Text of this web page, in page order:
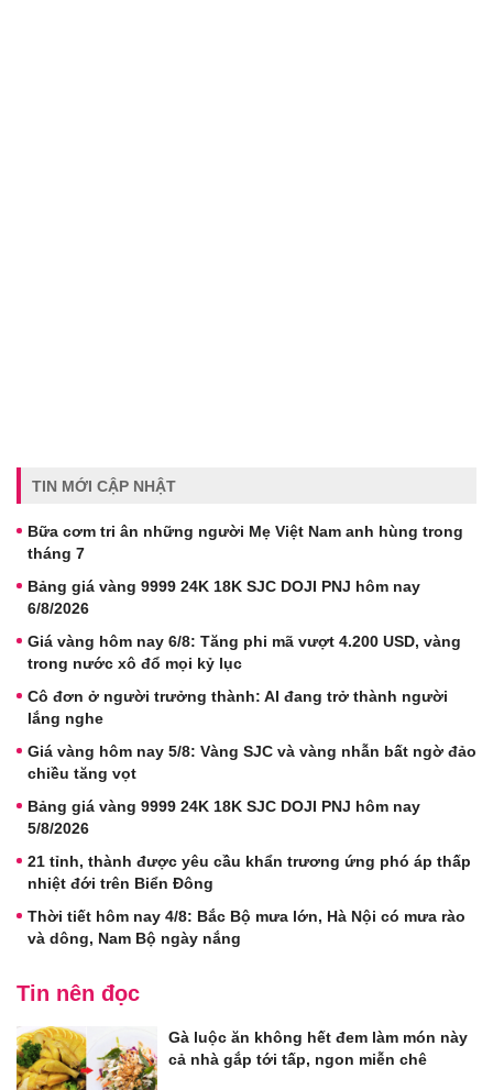
TIN MỚI CẬP NHẬT
Bữa cơm tri ân những người Mẹ Việt Nam anh hùng trong
tháng 7
Bảng giá vàng 9999 24K 18K SJC DOJI PNJ hôm nay
6/8/2026
Giá vàng hôm nay 6/8: Tăng phi mã vượt 4.200 USD, vàng
trong nước xô đổ mọi kỷ lục
Cô đơn ở người trưởng thành: AI đang trở thành người
lắng nghe
Giá vàng hôm nay 5/8: Vàng SJC và vàng nhẫn bất ngờ đảo
chiều tăng vọt
Bảng giá vàng 9999 24K 18K SJC DOJI PNJ hôm nay
5/8/2026
21 tỉnh, thành được yêu cầu khẩn trương ứng phó áp thấp
nhiệt đới trên Biển Đông
Thời tiết hôm nay 4/8: Bắc Bộ mưa lớn, Hà Nội có mưa rào
và dông, Nam Bộ ngày nắng
Tin nên đọc
Gà luộc ăn không hết đem làm món này
cả nhà gắp tới tấp, ngon miễn chê